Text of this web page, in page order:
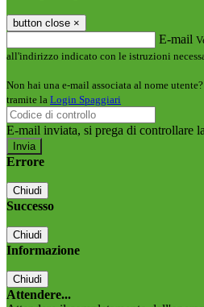
button close ×
E-mail
all'indirizzo indicato con le istruzioni
Non hai una e-mail associata al nome
tramite la Login Spaggiari
E-mail inviata, si prega di controllare
Errore
Chiudi
Successo
Chiudi
Informazione
Chiudi
Attendere...